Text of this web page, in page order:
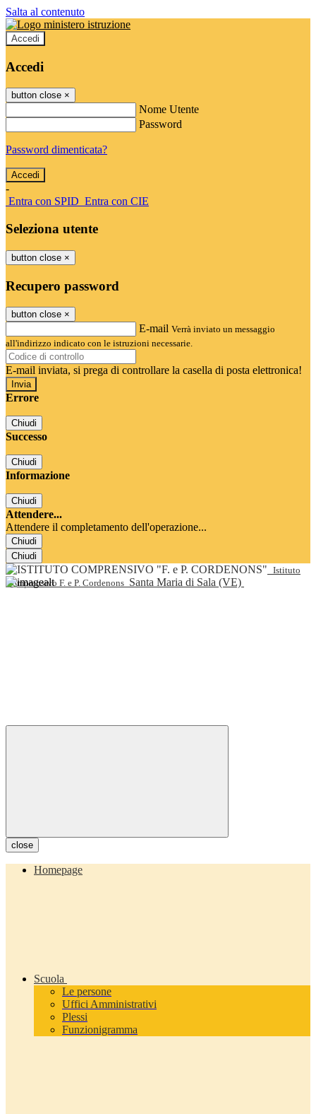
Salta al contenuto
Accedi
Accedi
button close ×
Nome Utente
Password
Password dimenticata?
-
Entra con SPID Entra con CIE
Seleziona utente
button close ×
Recupero password
button close ×
E-mail Verrà inviato un messaggio
all'indirizzo indicato con le istruzioni necessarie.
E-mail inviata, si prega di controllare la casella di posta elettronica!
Errore
Chiudi
Successo
Chiudi
Informazione
Chiudi
Attendere...
Attendere il completamento dell'operazione...
Chiudi
Chiudi
Istituto
Comprensivo F. e P. Cordenons Santa Maria di Sala (VE)
close
Homepage
Scuola
Le persone
Uffici Amministrativi
Plessi
Funzionigramma